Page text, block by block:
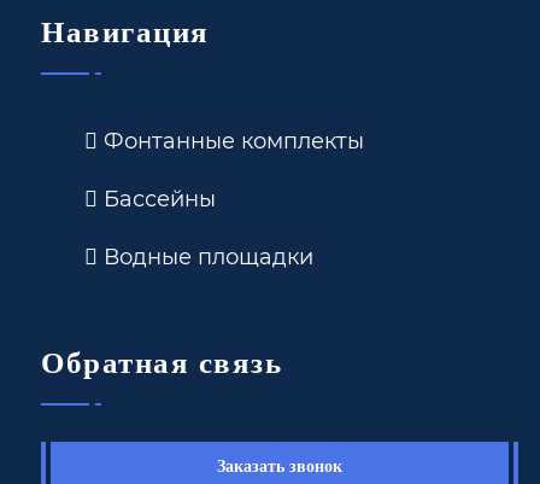
Навигация
Фонтанные комплекты
Бассейны
Водные площадки
Обратная связь
Заказать звонок